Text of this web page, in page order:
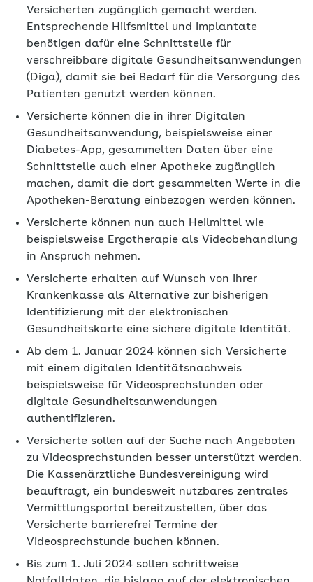
Versicherten zugänglich gemacht werden.
Entsprechende Hilfsmittel und Implantate
benötigen dafür eine Schnittstelle für
verschreibbare digitale Gesundheitsanwendungen
(Diga), damit sie bei Bedarf für die Versorgung des
Patienten genutzt werden können.
Versicherte können die in ihrer Digitalen
Gesundheitsanwendung, beispielsweise einer
Diabetes-App, gesammelten Daten über eine
Schnittstelle auch einer Apotheke zugänglich
machen, damit die dort gesammelten Werte in die
Apotheken-Beratung einbezogen werden können.
Versicherte können nun auch Heilmittel wie
beispielsweise Ergotherapie als Videobehandlung
in Anspruch nehmen.
Versicherte erhalten auf Wunsch von Ihrer
Krankenkasse als Alternative zur bisherigen
Identifizierung mit der elektronischen
Gesundheitskarte eine sichere digitale Identität.
Ab dem 1. Januar 2024 können sich Versicherte
mit einem digitalen Identitätsnachweis
beispielsweise für Videosprechstunden oder
digitale Gesundheitsanwendungen
authentifizieren.
Versicherte sollen auf der Suche nach Angeboten
zu Videosprechstunden besser unterstützt werden.
Die Kassenärztliche Bundesvereinigung wird
beauftragt, ein bundesweit nutzbares zentrales
Vermittlungsportal bereitzustellen, über das
Versicherte barrierefrei Termine der
Videosprechstunde buchen können.
Bis zum 1. Juli 2024 sollen schrittweise